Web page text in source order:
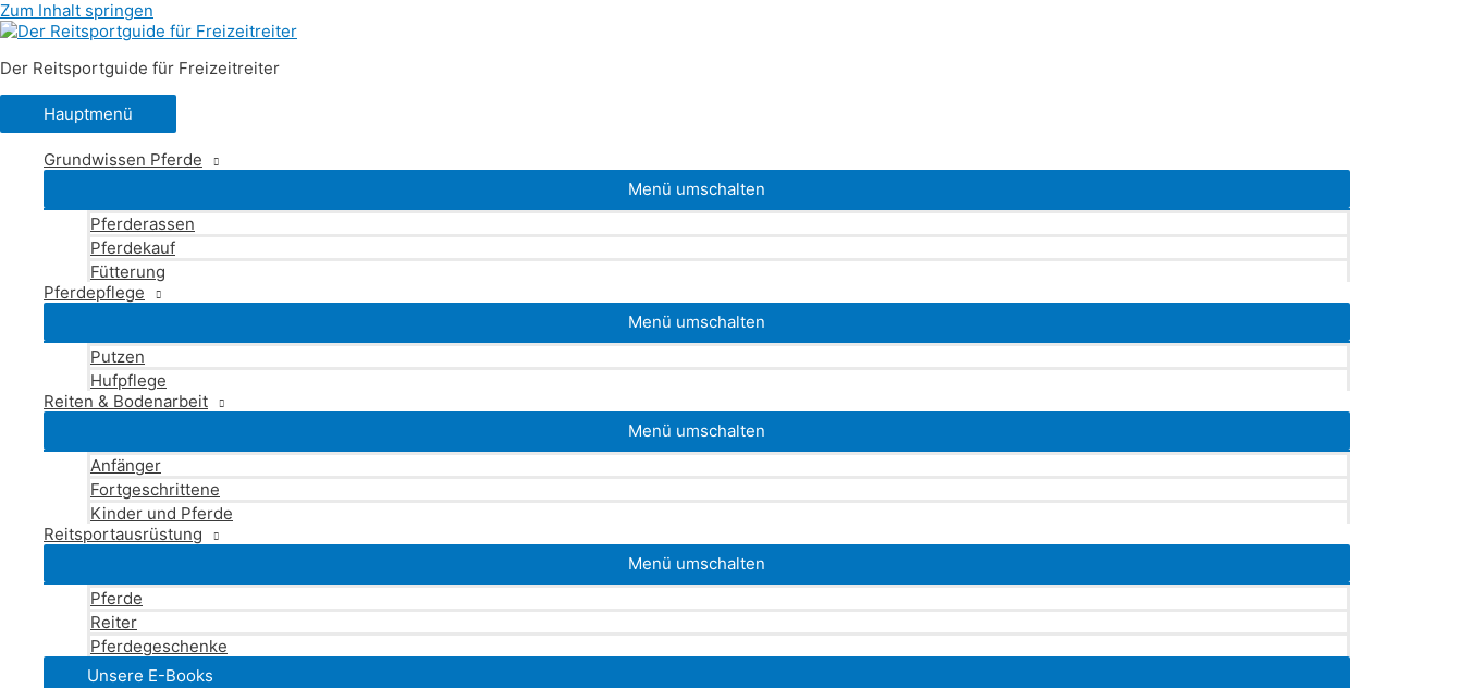
Zum Inhalt springen
Der Reitsportguide für Freizeitreiter
Hauptmenü
Grundwissen Pferde
Menü umschalten
Pferderassen
Pferdekauf
Fütterung
Pferdepflege
Menü umschalten
Putzen
Hufpflege
Reiten & Bodenarbeit
Menü umschalten
Anfänger
Fortgeschrittene
Kinder und Pferde
Reitsportausrüstung
Menü umschalten
Pferde
Reiter
Pferdegeschenke
Unsere E-Books